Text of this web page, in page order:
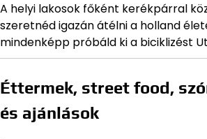
A helyi lakosok főként kerékpárral
szeretnéd igazán átélni a holland
mindenképp próbáld ki a biciklizést
Éttermek, street food,
és ajánlások